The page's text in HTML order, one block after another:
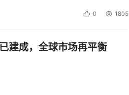
0 1805
建成，全球市场再平衡